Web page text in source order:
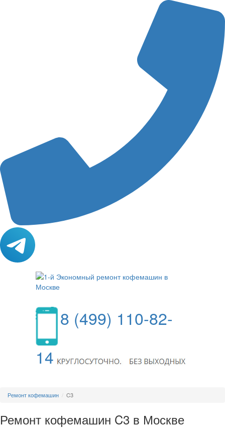
8 (499) 110-82-
14
Ремонт кофемашин C3
Ремонт кофемашин C3 в Москве